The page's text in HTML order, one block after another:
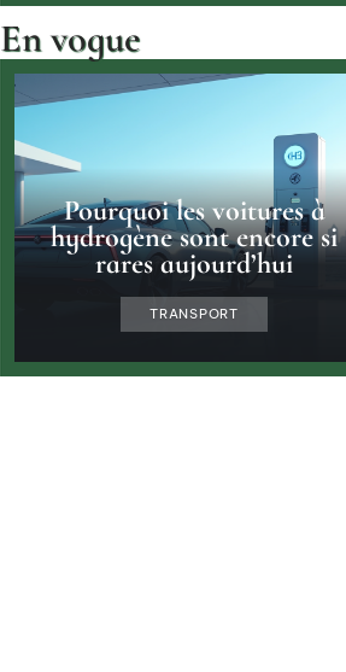
En vogue
Pourquoi les voitures à
hydrogène sont encore si
rares aujourd’hui
TRANSPORT